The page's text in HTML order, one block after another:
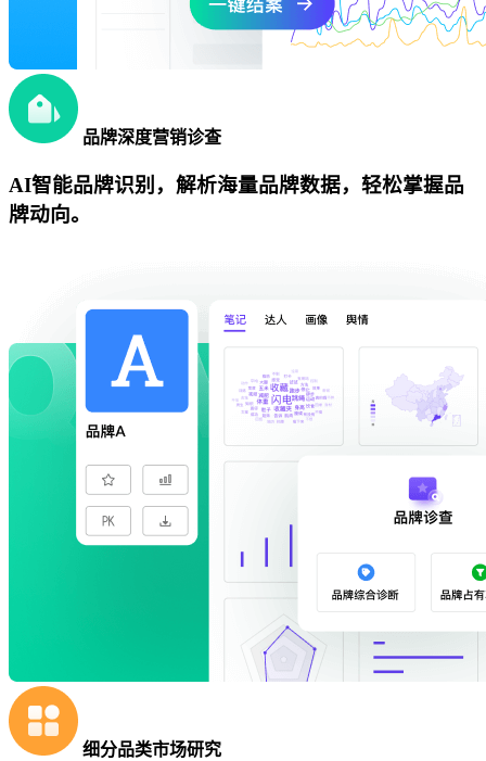
品牌深度营销诊查
AI智能品牌识别，解析海量品牌数据，轻松掌握品
牌动向。
细分品类市场研究